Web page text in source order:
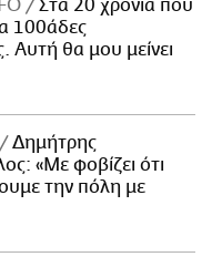
Στα 20 χρόνια που
100άδες
Αυτή θα μου μείνει
Δημήτρης
«Με φοβίζει ότι
την πόλη με